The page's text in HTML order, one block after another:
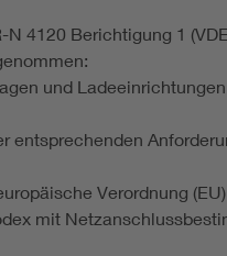
N 4120 Berichtigung 1
und
entsprechenden
Verordnung
mit